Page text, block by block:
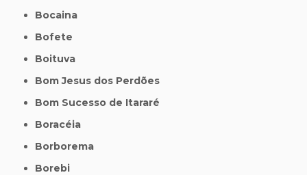
Bocaina
Bofete
Boituva
Bom Jesus dos Perdões
Bom Sucesso de Itararé
Boracéia
Borborema
Borebi